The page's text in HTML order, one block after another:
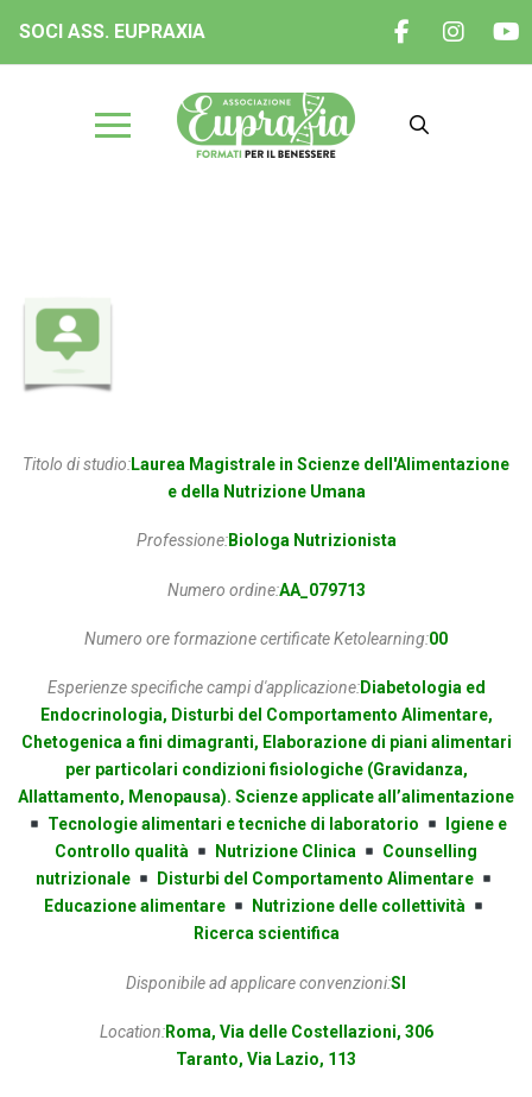
SOCI ASS. EUPRAXIA
Titolo di studio:Laurea Magistrale in Scienze dell'Alimentazione
e della Nutrizione Umana
Professione:Biologa Nutrizionista
Numero ordine:AA_079713
Numero ore formazione certificate Ketolearning:00
Esperienze specifiche campi d'applicazione:Diabetologia ed
Endocrinologia, Disturbi del Comportamento Alimentare,
Chetogenica a fini dimagranti, Elaborazione di piani alimentari
per particolari condizioni fisiologiche (Gravidanza,
Allattamento, Menopausa). Scienze applicate all’alimentazione
Tecnologie alimentari e tecniche di laboratorio
Igiene e
Controllo qualità
Nutrizione Clinica
Counselling
nutrizionale
Disturbi del Comportamento Alimentare
Educazione alimentare
Nutrizione delle collettività
Ricerca scientifica
Disponibile ad applicare convenzioni:SI
Location:Roma, Via delle Costellazioni, 306
Taranto, Via Lazio, 113